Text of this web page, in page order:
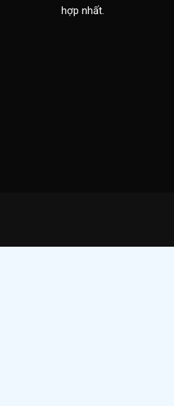
hợp nhất.